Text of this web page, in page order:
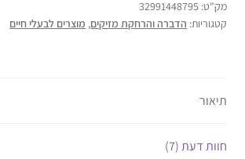
מק"ט: 32991448795
קטגוריות: הדברה והרחקת מזיקים, מוצרים לבעלי חיים
תיאור
חוות דעת (7)